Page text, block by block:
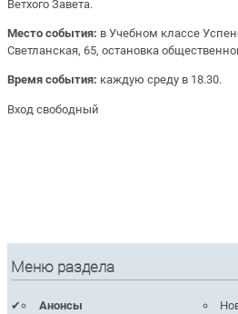
Ветхого Завета.
Место события: в Учебном классе
Светланская, 65, остановка
Время события: каждую среду в 18.30.
Вход свободный
Меню раздела
Анонсы